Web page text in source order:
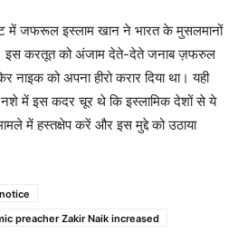
जफरूल इस्लाम खान ने भारत के मुसलमानों
इस करतूत को अंजाम देते-देते जनाब ज़फरुल
नाइक को अपना हीरो करार दिया था। यही
में इस कदर चूर थे कि इस्लामिक देशों से ये
में हस्तक्षेप करें और इस मुद्दे को उठाया
preacher Zakir Naik increased